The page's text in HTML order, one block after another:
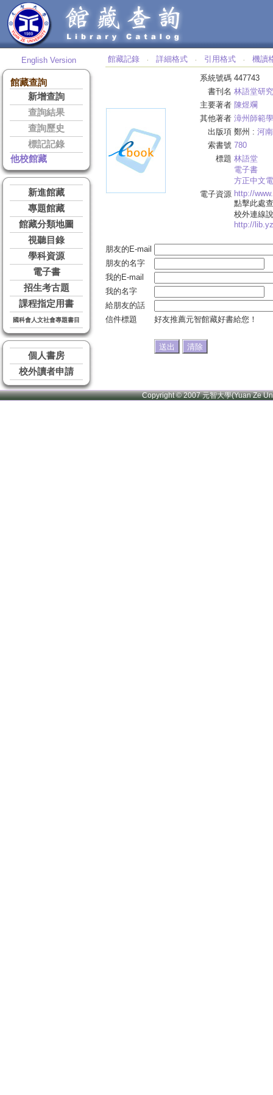
English Version
館藏查詢
新增查詢
查詢結果
查詢歷史
標記記錄
他校館藏
新進館藏
專題館藏
館藏分類地圖
視聽目錄
學科資源
電子書
招生考古題
課程指定用書
國科會人文社會專題書目
個人書房
校外讀者申請
館藏記錄 ‧ 詳細格式 ‧ 引用格式 ‧ 機讀
系統號碼 447743
書刊名 林語堂研
主要著者 陳煜斕
其他著者 漳州師範
出版項 鄭州 : 河
索書號 780
標題 林語堂
電子書
方正中文
電子資源 http://
點擊此處
校外連線
http://
朋友的E-mail
朋友的名字
我的E-mail
我的名字
給朋友的話
信件標題
好友推薦元智館藏好書給您！
Copyright © 2007 元智大學(Yuan Ze